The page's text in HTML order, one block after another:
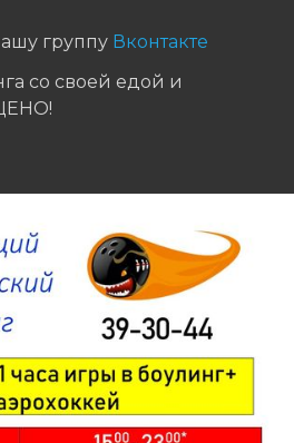
группу Вконтакте
со своей едой и